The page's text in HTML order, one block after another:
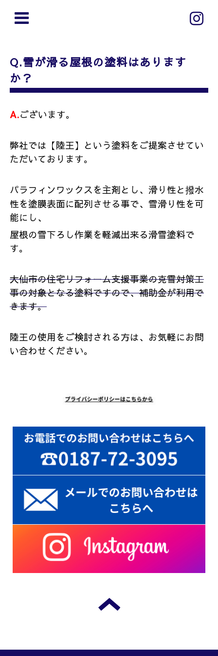
Q.雪が滑る屋根の塗料はあります
か？
A.ございます。
弊社では【陸王】という塗料をご提案させてい
ただいております。
パラフィンワックスを主剤とし、滑り性と撥水
性を塗膜表面に配列させる事で、雪滑り性を可
能にし、
屋根の雪下ろし作業を軽減出来る滑雪塗料で
す。
大仙市の住宅リフォーム支援事業の克雪対策工
事の対象となる塗料ですので、補助金が利用で
きます。
陸王の使用をご検討される方は、お気軽にお問
い合わせください。